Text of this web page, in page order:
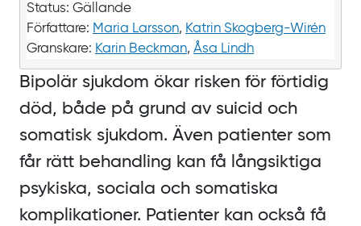
Status: Gällande
Författare: Maria Larsson, Katrin Skogberg-Wirén
Granskare: Karin Beckman, Åsa Lindh
Bipolär sjukdom ökar risken för förtidig
död, både på grund av suicid och
somatisk sjukdom. Även patienter som
får rätt behandling kan få långsiktiga
psykiska, sociala och somatiska
komplikationer. Patienter kan också få